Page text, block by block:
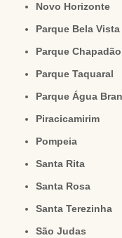
Novo Horizonte
Parque Bela Vista
Parque Chapadão
Parque Taquaral
Parque Água
Piracicamirim
Pompeia
Santa Rita
Santa Rosa
Santa Terezinha
São Judas